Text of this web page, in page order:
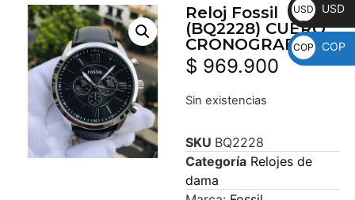
Reloj Fossil
(BQ2228) CUERO
CRONOGRAFO
$ 969.900
Sin existencias
SKU BQ2228
Categoría Relojes de
dama
USD USD
COP COP